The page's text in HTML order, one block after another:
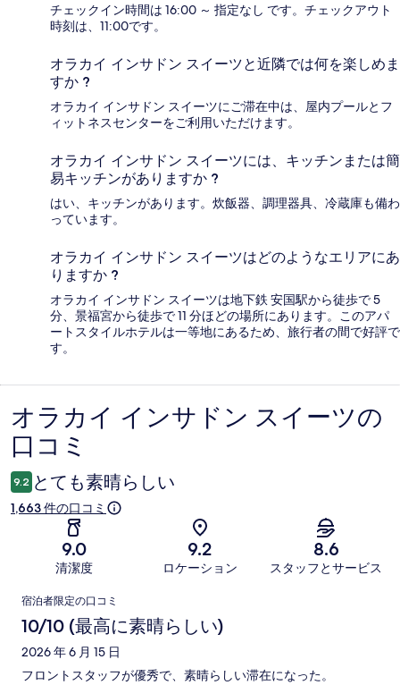
チェックイン時間は 16:00 ～ 指定なし です。チェックアウト
時刻は、11:00です。
オラカイ インサドン スイーツと近隣では何を楽しめま
すか ?
オラカイ インサドン スイーツにご滞在中は、屋内プールとフ
ィットネスセンターをご利用いただけます。
オラカイ インサドン スイーツには、キッチンまたは簡
易キッチンがありますか ?
はい、キッチンがあります。炊飯器、調理器具、冷蔵庫も備わ
っています。
オラカイ インサドン スイーツはどのようなエリアにあ
りますか ?
オラカイ インサドン スイーツは地下鉄 安国駅から徒歩で 5
分、景福宮から徒歩で 11 分ほどの場所にあります。このアパ
ートスタイルホテルは一等地にあるため、旅行者の間で好評で
す。
口
コ
ミ
オラカイ インサドン スイーツの
口コミ
9.2 とても素晴らしい
1,663 件の口コミ
9.0
清潔度
9.2
ロケーション
8.6
スタッフとサービス
口
コ
ミ
宿泊者限定の口コミ
10/10 (最高に素晴らしい)
2026 年 6 月 15 日
フロントスタッフが優秀で、素晴らしい滞在になった。